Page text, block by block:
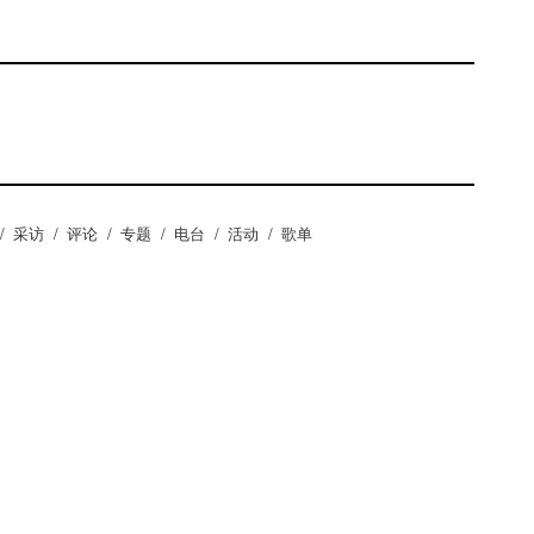
/ 采访 / 评论 / 专题 / 电台 / 活动 / 歌单